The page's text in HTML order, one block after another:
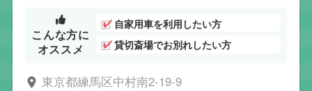
こんな方に
オススメ
自家用車を利用したい方
貸切斎場でお別れしたい方
東京都練馬区中村南2-19-9